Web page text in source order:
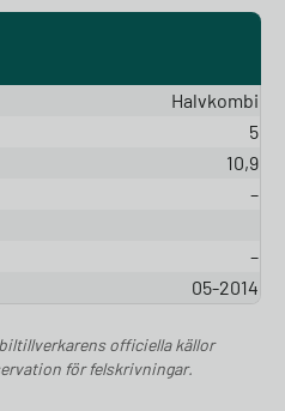
Halvkombi
5
10,9
–
–
05-2014
officiella källor
för felskrivningar.